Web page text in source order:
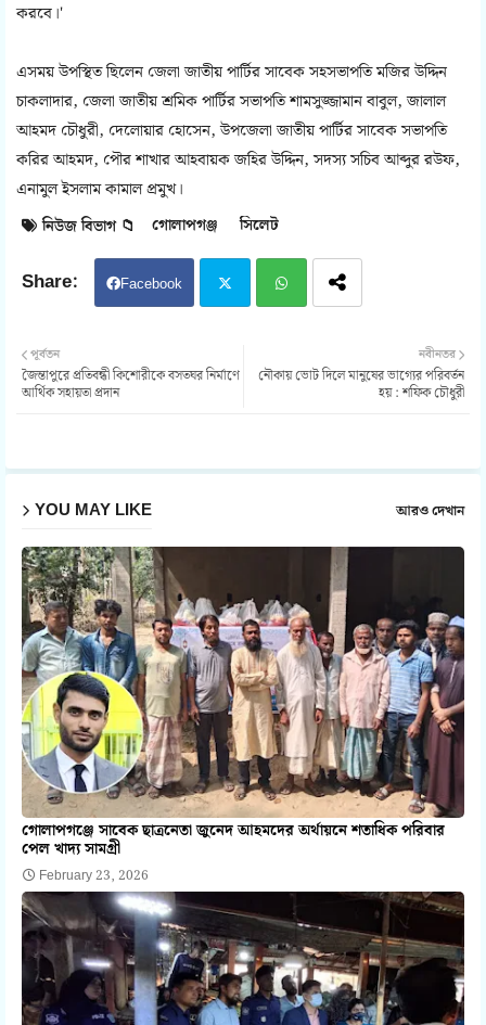
করবে।'
এসময় উপস্থিত ছিলেন জেলা জাতীয় পার্টির সাবেক সহসভাপতি মজির উদ্দিন
চাকলাদার, জেলা জাতীয় শ্রমিক পার্টির সভাপতি শামসুজ্জামান বাবুল, জালাল
আহমদ চৌধুরী, দেলোয়ার হোসেন, উপজেলা জাতীয় পার্টির সাবেক সভাপতি
করির আহমদ, পৌর শাখার আহবায়ক জহির উদ্দিন, সদস্য সচিব আব্দুর রউফ,
এনামুল ইসলাম কামাল প্রমুখ।
নিউজ বিভাগ 📁 গোলাপগঞ্জ সিলেট
Facebook
ter atsa
নবীনতর
নৌকায় ভোট দিলে মানুষের ভাগ্যের পরিবর্তন
হয় : শফিক চৌধুরী
পূর্বতন
জৈন্তাপুরে প্রতিবন্ধী কিশোরীকে বসতঘর নির্মাণে
আর্থিক সহায়তা প্রদান
YOU MAY LIKE আরও দেখান
গোলাপগঞ্জে সাবেক ছাত্রনেতা জুনেদ আহমদের অর্থায়নে শতাধিক পরিবার
পেল খাদ্য সামগ্রী
February 23, 2026